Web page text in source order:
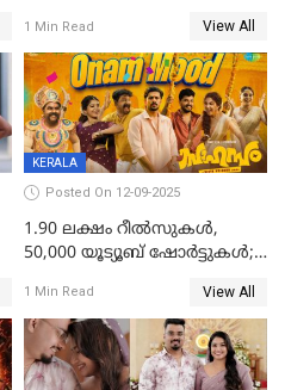
പോസ്റ്റർ പുറത്തുവിട്ടു
1 Min Read View All
KERALA
Posted On 12-09-2025
1.90 ലക്ഷം റീല്‍സുകള്‍,
50,000 യൂട്യൂബ് ഷോര്‍ട്ടുകള്‍;
ഹിറ്റായി ഓണം മൂഡ് ഗാനം
1 Min Read View All